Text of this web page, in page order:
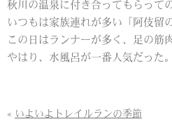
秋川の温泉に付き合ってもらって
いつもは家族連れが多い「阿伎留
この日はランナーが多く、足の筋
やはり、水風呂が一番人気だった。
« いよいよトレイルランの季節